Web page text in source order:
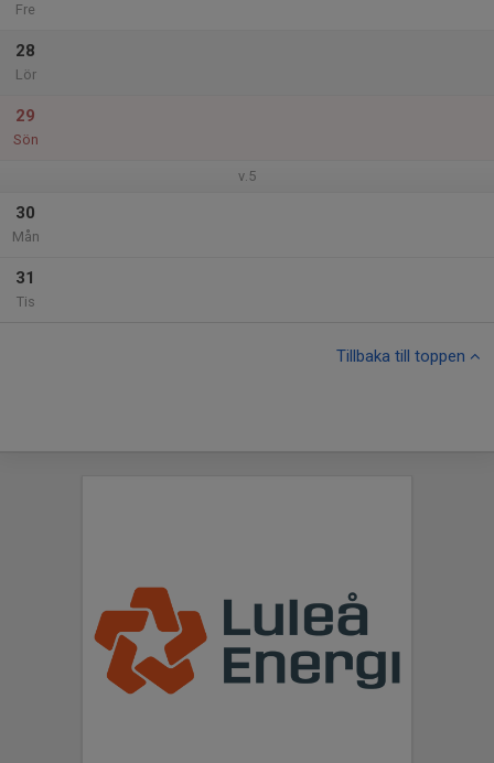
Fre
28
Lör
29
Sön
v.5
30
Mån
31
Tis
Tillbaka till toppen